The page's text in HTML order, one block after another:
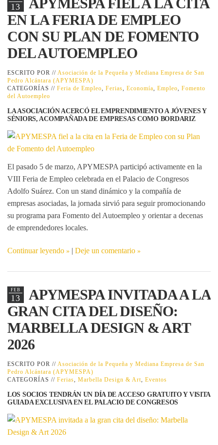
13
EN LA FERIA DE EMPLEO
CON SU PLAN DE FOMENTO
DEL AUTOEMPLEO
ESCRITO POR // Asociación de la Pequeña y Mediana Empresa de San
Pedro Alcántara (APYMESPA)
CATEGORÍAS // Feria de Empleo Ferias Economía Empleo
Fomento
del Autoempleo
LA ASOCIACIÓN ACERCÓ EL EMPRENDIMIENTO A JÓVENES Y
SÉNIORS, ACOMPAÑADA DE EMPRESAS COMO BORDARIZ
El pasado 5 de marzo, APYMESPA participó activamente en la
VIII Feria de Empleo celebrada en el Palacio de Congresos
Adolfo Suárez. Con un stand dinámico y la compañía de
empresas asociadas, la jornada sirvió para seguir promocionando
su programa para Fomento del Autoempleo y orientar a decenas
de emprendedores locales.
Continuar leyendo | Deje un comentario
FEB
13
APYMESPA INVITADA A LA
GRAN CITA DEL DISEÑO:
MARBELLA DESIGN & ART
2026
ESCRITO POR // Asociación de la Pequeña y Mediana Empresa de San
Pedro Alcántara (APYMESPA)
CATEGORÍAS // Ferias Marbella Design & Art Eventos
LOS SOCIOS TENDRÁN UN DÍA DE ACCESO GRATUITO Y VISITA
GUIADA EXCLUSIVA EN EL PALACIO DE CONGRESOS